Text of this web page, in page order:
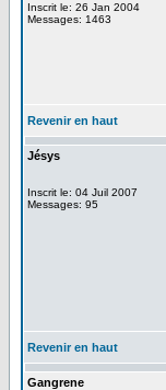
Inscrit le: 26 Jan 2004
Messages: 1463
Revenir en haut
Jésys
Inscrit le: 04 Juil 2007
Messages: 95
Revenir en haut
Gangrene